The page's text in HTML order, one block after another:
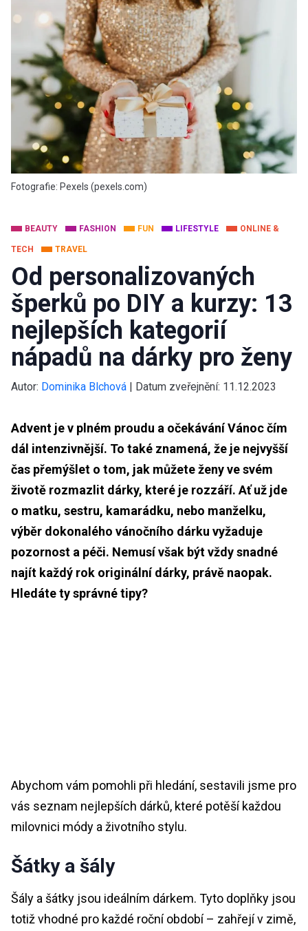
Fotografie: Pexels (pexels.com)
BEAUTY FASHION FUN LIFESTYLE ONLINE &
TECH TRAVEL
Od personalizovaných
šperků po DIY a kurzy: 13
nejlepších kategorií
nápadů na dárky pro ženy
Autor: Dominika Blchová | Datum zveřejnění: 11.12.2023
Advent je v plném proudu a očekávání Vánoc čím
dál intenzivnější. To také znamená, že je nejvyšší
čas přemýšlet o tom, jak můžete ženy ve svém
životě rozmazlit dárky, které je rozzáří. Ať už jde
o matku, sestru, kamarádku, nebo manželku,
výběr dokonalého vánočního dárku vyžaduje
pozornost a péči. Nemusí však být vždy snadné
najít každý rok originální dárky, právě naopak.
Hledáte ty správné tipy?
Abychom vám pomohli při hledání, sestavili jsme pro
vás seznam nejlepších dárků, které potěší každou
milovnici módy a životního stylu.
Šátky a šály
Šály a šátky jsou ideálním dárkem. Tyto doplňky jsou
totiž vhodné pro každé roční období – zahřejí v zimě,